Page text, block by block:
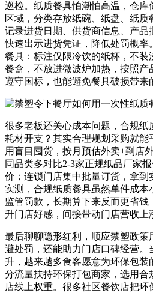
巡检。纸质餐具怕潮怕高温，仓库
区域，分类存放纸碗、纸盘、纸质
记录进货日期、供货商信息、产品
快速出示进货凭证，降低处罚概率
餐具：标注仅限冷饮的纸杯，不
餐盒，不放进微波炉加热，按照产
遵守国标，也能避免餐具破损带来
很多老板还关心成本问题，合规
耗材开支？其实合理规划采购就能
用盲目囤货，按月预估外卖+到店
同品类多对比2-3家正规纸品厂家
价；连锁门店集中批量订货，拿到
实测，合规纸质餐具虽然单件成本
监管罚款，长期算下来反而更省
升门店好感，间接带动门店营收上
最后聊聊隐形红利，顺应禁塑政
避处罚，还能助力门店口碑经营。
升，越来越多食客愿意为环保包
分流量扶持环保打包商家，选用合
店线上权重。很多社区餐饮店把